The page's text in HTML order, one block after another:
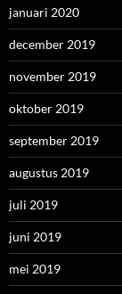
januari 2020
december 2019
november 2019
oktober 2019
september 2019
augustus 2019
juli 2019
juni 2019
mei 2019